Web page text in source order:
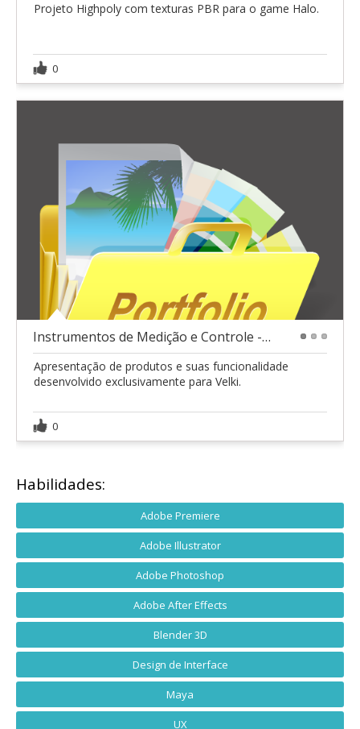
Projeto Highpoly com texturas PBR para o game Halo.
0
Instrumentos de Medição e Controle - Velki
Apresentação de produtos e suas funcionalidade
desenvolvido exclusivamente para Velki.
0
Habilidades:
Adobe Premiere
Adobe Illustrator
Adobe Photoshop
Adobe After Effects
Blender 3D
Design de Interface
Maya
UX